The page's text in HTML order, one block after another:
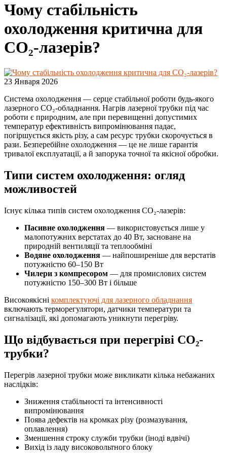
Чому стабільність
охолодження критична для
CO₂-лазерів?
23 Января 2026
Система охолодження — серце стабільної роботи будь-якого
лазерного CO₂-обладнання. Нагрів лазерної трубки під час
роботи є природним, але при перевищенні допустимих
температур ефективність випромінювання падає,
погіршується якість різу, а сам ресурс трубки скорочується в
рази. Безперебійне охолодження — це не лише гарантія
тривалої експлуатації, а й запорука точної та якісної обробки.
Типи систем охолодження: огляд
можливостей
Існує кілька типів систем охолодження CO₂-лазерів:
Пасивне охолодження — використовується лише у
малопотужних верстатах до 40 Вт, засноване на
природній вентиляції та теплообміні
Водяне охолодження — найпоширеніше для верстатів
потужністю 60–150 Вт
Чилери з компресором — для промислових систем
потужністю 150–300 Вт і більше
Високоякісні комплектуючі для лазерного обладнання
включають терморегулятори, датчики температури та
сигналізації, які допомагають уникнути перегріву.
Що відбувається при перегріві CO₂-
трубки?
Перегрів лазерної трубки може викликати кілька небажаних
наслідків:
Зниження стабільності та інтенсивності
випромінювання
Поява дефектів на кромках різу (розмазування,
оплавлення)
Зменшення строку служби трубки (іноді вдвічі)
Вихід із ладу високовольтного блоку